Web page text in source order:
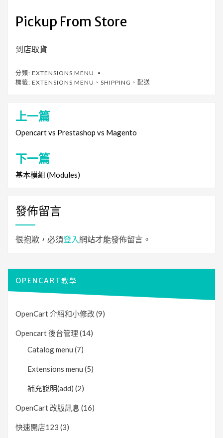
Pickup From Store
到店取貨
分類: EXTENSIONS MENU
標籤: EXTENSIONS MENU 、 SHIPPING 、 配送
文
章
導
覽
上一篇
Opencart vs Prestashop vs Magento
下一篇
基本模組 (Modules)
發佈留言
很抱歉，必須登入網站才能發佈留言。
OPENCART教學
OpenCart 介紹和小修改(9)
Opencart 後台管理 (14)
Catalog menu (7)
Extensions menu (5)
補充說明(add) (2)
OpenCart 改版訊息 (16)
快速開店123 (3)